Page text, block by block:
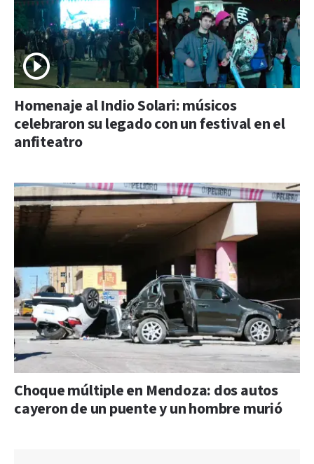
Homenaje al Indio Solari: músicos
celebraron su legado con un festival en el
anfiteatro
Choque múltiple en Mendoza: dos autos
cayeron de un puente y un hombre murió